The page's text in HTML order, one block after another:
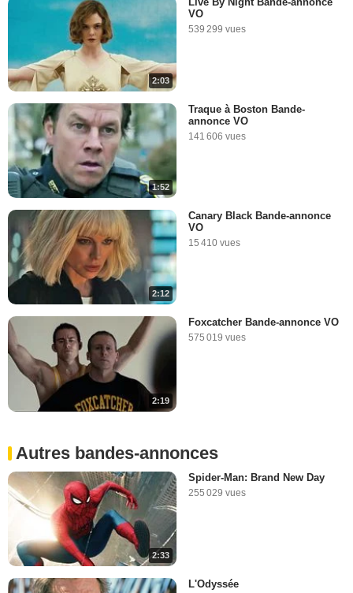
2:03
VO
539 299 vues
1:52
Traque à Boston Bande-
annonce VO
141 606 vues
2:12
Canary Black Bande-annonce
VO
15 410 vues
2:19
Foxcatcher Bande-annonce VO
575 019 vues
Autres bandes-annonces
2:33
Spider-Man: Brand New Day
255 029 vues
L'Odyssée